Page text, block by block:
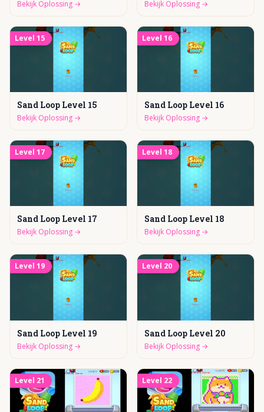
Bekijk Oplossing → Bekijk Oplossing →
Level 15
Sand Loop Level 15
Bekijk Oplossing →
Level 16
Sand Loop Level 16
Bekijk Oplossing →
Level 17
Sand Loop Level 17
Bekijk Oplossing →
Level 18
Sand Loop Level 18
Bekijk Oplossing →
Level 19
Sand Loop Level 19
Bekijk Oplossing →
Level 20
Sand Loop Level 20
Bekijk Oplossing →
Level 21 Level 22